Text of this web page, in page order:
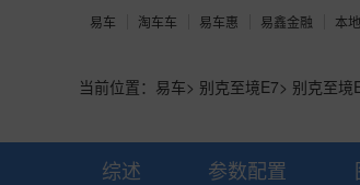
易车 淘车车 易车惠 易鑫金融 本
当前位置： 易车> 别克至境E7> 别克至境
综述 参数配置